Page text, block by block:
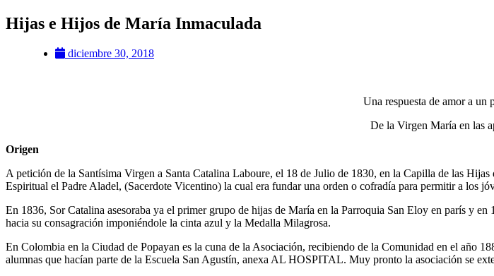
Hijas e Hijos de María Inmaculada
diciembre 30, 2018
Una respuesta de amor a un
De la Virgen María en las
Origen
A petición de la Santísima Virgen a Santa Catalina Laboure, el 18 de Julio de 1830, en la Capilla de las
Espiritual el Padre Aladel, (Sacerdote Vicentino) la cual era fundar una orden o cofradía para permitir a los
En 1836, Sor Catalina asesoraba ya el primer grupo de hijas de María en la Parroquia San Eloy en parís y
hacia su consagración imponiéndole la cinta azul y la Medalla Milagrosa.
En Colombia en la Ciudad de Popayan es la cuna de la Asociación, recibiendo de la Comunidad en el año
alumnas que hacían parte de la Escuela San Agustín, anexa AL HOSPITAL. Muy pronto la asociación se